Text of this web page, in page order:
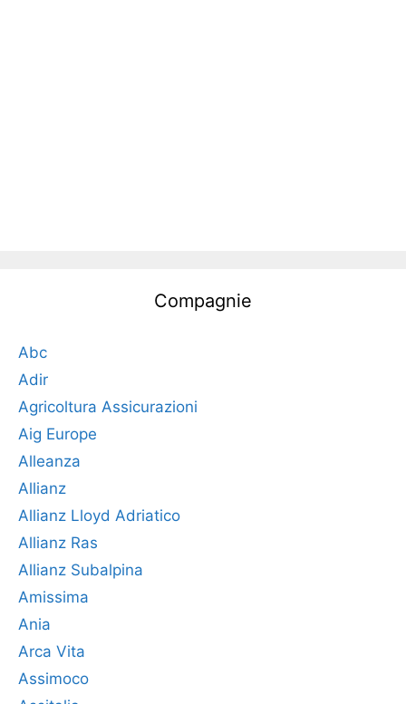
Compagnie
Abc
Adir
Agricoltura Assicurazioni
Aig Europe
Alleanza
Allianz
Allianz Lloyd Adriatico
Allianz Ras
Allianz Subalpina
Amissima
Ania
Arca Vita
Assimoco